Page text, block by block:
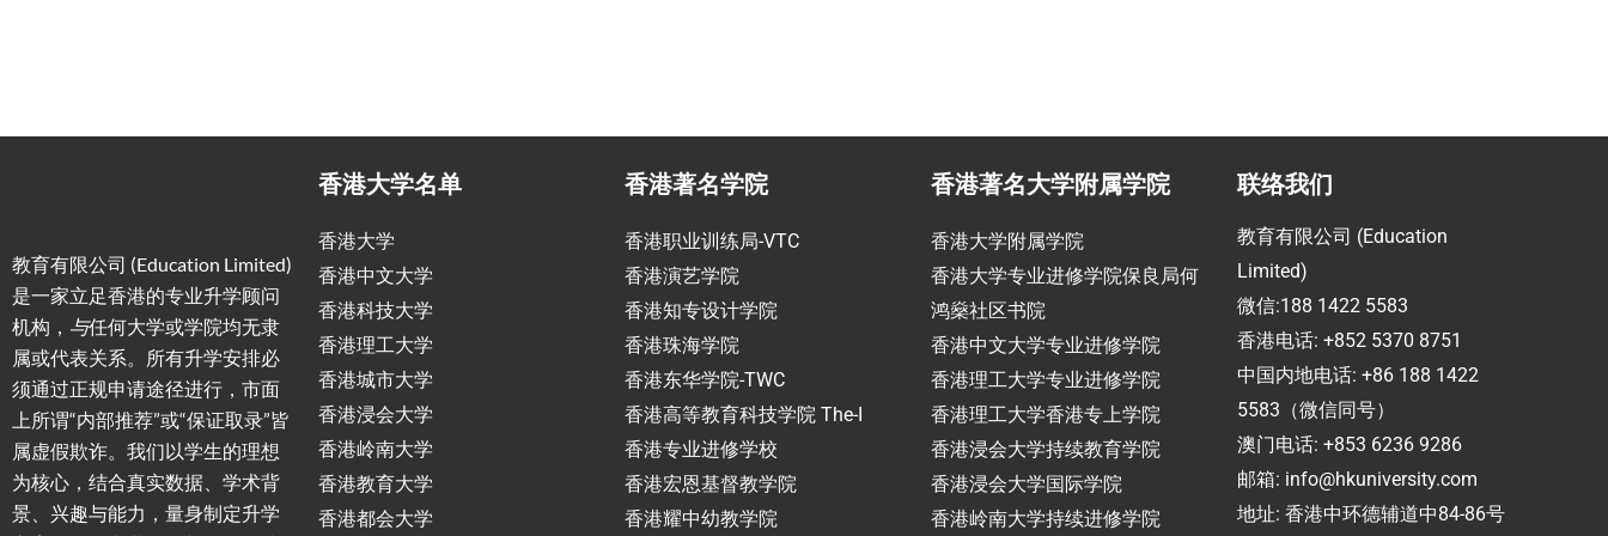
教育有限公司 (Education Limited)
是一家立足香港的专业升学顾问
机构， 与任何大学或学院均无隶
属或代表关系。所有升学安排必
须通过正规申请途径进行，市面
上所谓“内部推荐”或“保证取录”皆
属虚假欺诈。我们以学生的理想
为核心，结合真实数据、学术背
景、兴趣与能力，量身制定升学
香港大学名单
香港大学
香港中文大学
香港科技大学
香港理工大学
香港城市大学
香港浸会大学
香港岭南大学
香港教育大学
香港都会大学
香港著名学院
香港职业训练局-VTC
香港演艺学院
香港知专设计学院
香港珠海学院
香港东华学院-TWC
香港高等教育科技学院 The-I
香港专业进修学校
香港宏恩基督教学院
香港耀中幼教学院
香港著名大学附属学院
香港大学附属学院
香港大学专业进修学院保良局何
鸿燊社区书院
香港中文大学专业进修学院
香港理工大学专业进修学院
香港理工大学香港专上学院
香港浸会大学持续教育学院
香港浸会大学国际学院
香港岭南大学持续进修学院
联络我们
教育有限公司 (Education
Limited)
微信:188 1422 5583
香港电话: +852 5370 8751
中国内地电话: +86 188 1422
5583（微信同号）
澳门电话: +853 6236 9286
邮箱: info@hkuniversity.com
地址: 香港中环德辅道中84-86号